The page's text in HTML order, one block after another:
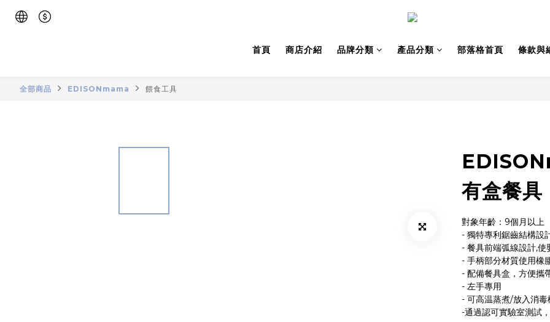
首頁 商店介紹 品牌分類 產品分類 部落格首頁 條款與
全部商品 EDISONmama 餵食工具
有盒餐
對象年齡：9個月以上
- 獨特專利鋸齒結構設
- 餐具前端弧線設計,使
- 手柄部分材質使用橡
- 配備餐具盒，方便攜
- 左手專用
- 可高温蒸煮/放入消
-通過認可實驗室測試